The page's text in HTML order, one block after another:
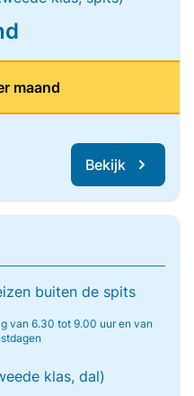
maand
Bekijk
buiten de spits
van 6.30 tot 9.00 uur en van
klas, dal)